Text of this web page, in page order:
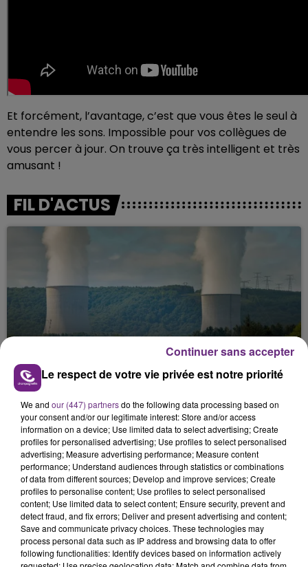
Et forcément, l’avantage, c’est que vous êtes le seul à
entendre les sons. Impossible pour vos collègues de
vous percer à jour. On trouve ça très intelligent et très
amusant !
FIL D'ACTUS
LA CENTRALE NUCLÉAIRE DE CHOOZ
TOUJOURS À L'ARRÊT
Cela fait déjà une semaine que la centrale
nucléaire ardennaise est à l'arrêt. Une situation
justifiée par la sécheresse intense qui est toujours
présente.
LE MAGASIN JOUÉCLUB DE REIMS FERME
SES PORTES
C'était l'une des institutions du centre-ville
Le respect de votre vie privée est notre priorité
We and our (447) partnersdo the following data processing based on
your consent and/or our legitimate interest: Store and/or access
information on a device; Use limited data to select advertising; Create
profiles for personalised advertising; Use profiles to select personalised
advertising; Measure advertising performance; Measure content
performance; Understand audiences through statistics or combinations
of data from different sources; Develop and improve services; Create
profiles to personalise content; Use profiles to select personalised
content; Use limited data to select content; Ensure security, prevent and
detect fraud, and fix errors; Deliver and present advertising and content;
Save and communicate privacy choices. These technologies may
process personal data such as IP address and browsing data to offer
following functionalities: Identify devices based on information actively
Continuer sans accepter